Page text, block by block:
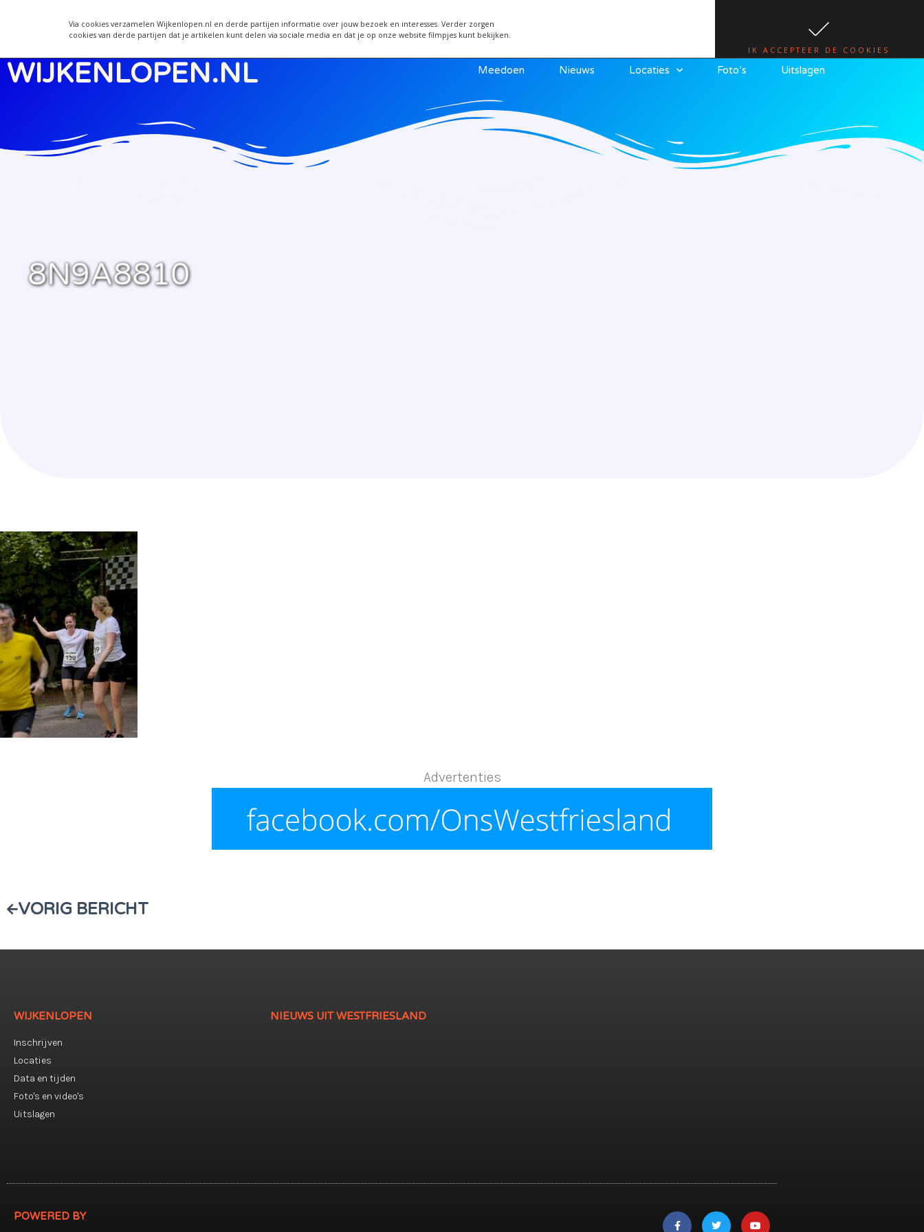
Via cookies verzamelen Wijkenlopen.nl en derde partijen informatie over jouw bezoek en interesses. Verder zorgen
cookies van derde partijen dat je artikelen kunt delen via sociale media en dat je op onze website filmpjes kunt bekijken.
IK ACCEPTEER DE COOKIES
Wijkenlopen van 24 juni wordt een week verplaatst i.v.m. warmte.
WIJKENLOPEN.NL Meedoen Nieuws Locaties Foto’s Uitslagen
8N9A8810
Advertenties
VORIG BERICHT
WIJKENLOPEN
Inschrijven
Locaties
Data en tijden
Foto's en video's
Uitslagen
NIEUWS UIT WESTFRIESLAND
POWERED BY